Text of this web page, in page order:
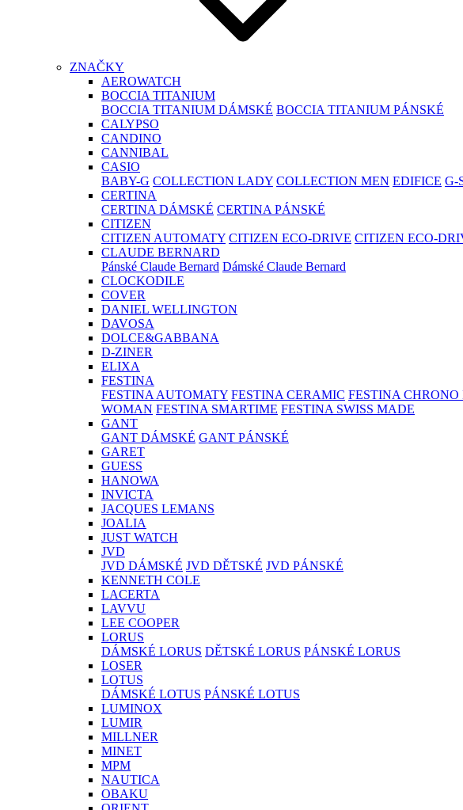
ZNAČKY
AEROWATCH
BOCCIA TITANIUM
BOCCIA TITANIUM DÁMSKÉ BOCCIA TITANIUM PÁNSKÉ
CALYPSO
CANDINO
CANNIBAL
CASIO
BABY-G COLLECTION LADY COLLECTION MEN EDIFICE G-
CERTINA
CERTINA DÁMSKÉ CERTINA PÁNSKÉ
CITIZEN
CITIZEN AUTOMATY CITIZEN ECO-DRIVE CITIZEN ECO-
CLAUDE BERNARD
Pánské Claude Bernard Dámské Claude Bernard
CLOCKODILE
COVER
DANIEL WELLINGTON
DAVOSA
DOLCE&GABBANA
D-ZINER
ELIXA
FESTINA
FESTINA AUTOMATY FESTINA CERAMIC FESTINA CHRONO
WOMAN FESTINA SMARTIME FESTINA SWISS MADE
GANT
GANT DÁMSKÉ GANT PÁNSKÉ
GARET
GUESS
HANOWA
INVICTA
JACQUES LEMANS
JOALIA
JUST WATCH
JVD
JVD DÁMSKÉ JVD DĚTSKÉ JVD PÁNSKÉ
KENNETH COLE
LACERTA
LAVVU
LEE COOPER
LORUS
DÁMSKÉ LORUS DĚTSKÉ LORUS PÁNSKÉ LORUS
LOSER
LOTUS
DÁMSKÉ LOTUS PÁNSKÉ LOTUS
LUMINOX
LUMIR
MILLNER
MINET
MPM
NAUTICA
OBAKU